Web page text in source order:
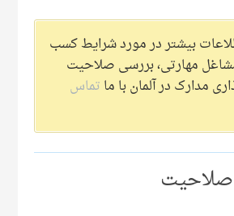
بیشتر در مورد شرایط کسب
مهارتی، بررسی صلاحیت
مدارک در آلمان با ما تماس
صلاحیت